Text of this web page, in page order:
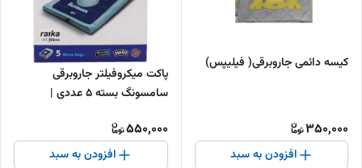
کیسه دائمی جاروبرقی( فیلیپس)
350,000
افزودن به سبد
پاکت میکروفیلتر جاروبرقی
سامسونگ بسته ۵ عددی |
550,000
افزودن به سبد